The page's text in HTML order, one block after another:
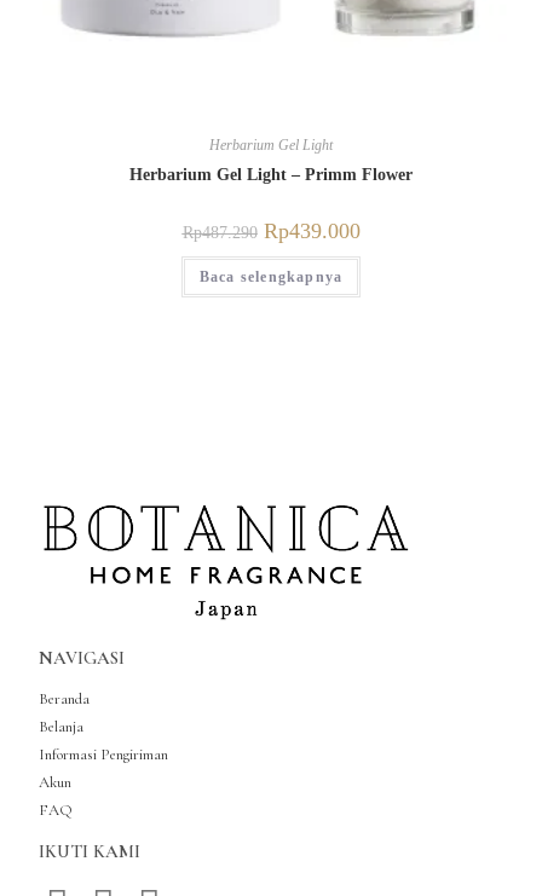
Herbarium Gel Light
Herbarium Gel Light – Primm Flower
Rp487.290 Rp439.000
Baca selengkapnya
NAVIGASI
Beranda
Belanja
Informasi Pengiriman
Akun
FAQ
IKUTI KAMI